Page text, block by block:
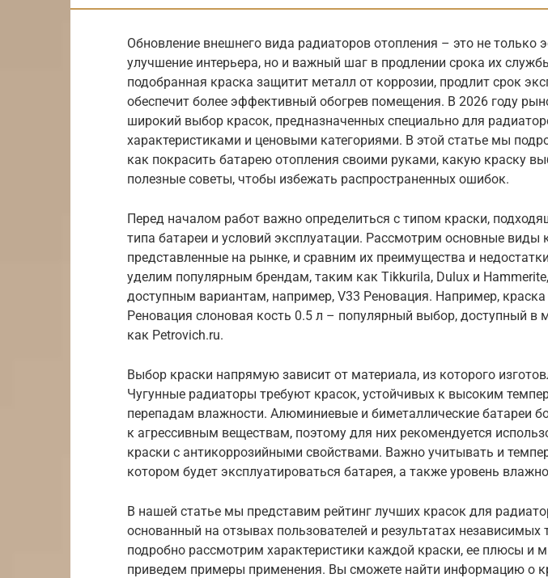
Обновление внешнего вида радиаторов отопления – это не только
улучшение интерьера, но и важный шаг в продлении срока их
подобранная краска защитит металл от коррозии, продлит срок
обеспечит более эффективный обогрев помещения. В 2026 году
широкий выбор красок, предназначенных специально для
характеристиками и ценовыми категориями. В этой статье мы
как покрасить батарею отопления своими руками, какую краску
полезные советы, чтобы избежать распространенных ошибок.
Перед началом работ важно определиться с типом краски,
типа батареи и условий эксплуатации. Рассмотрим основные виды
представленные на рынке, и сравним их преимущества и
уделим популярным брендам, таким как Tikkurila, Dulux и
доступным вариантам, например, V33 Реновация. Например,
Реновация слоновая кость 0.5 л – популярный выбор, доступный в
как Petrovich.ru.
Выбор краски напрямую зависит от материала, из которого
Чугунные радиаторы требуют красок, устойчивых к высоким
перепадам влажности. Алюминиевые и биметаллические батареи
к агрессивным веществам, поэтому для них рекомендуется
краски с антикоррозийными свойствами. Важно учитывать и
котором будет эксплуатироваться батарея, а также уровень
В нашей статье мы представим рейтинг лучших красок для
основанный на отзывах пользователей и результатах независимых
подробно рассмотрим характеристики каждой краски, ее плюсы и
приведем примеры применения. Вы сможете найти информацию о